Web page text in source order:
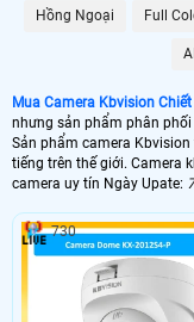
lựa chọn, hình ảnh sắt
phẩm camera kbvision
💰 Lắp Camera KBVision
🥉 Lắp Camera KBvision
580,000 VNĐ
🏠 Camera Kbvision FULL
Hồng Ngoại Full
Mua Camera Kbvision
nhưng sản phẩm phân
Sản phẩm camera
tiếng trên thế giới. Camera
camera uy tín Ngày Upate:
730